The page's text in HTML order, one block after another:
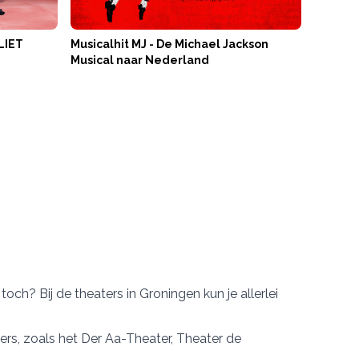
Musicalhit MJ - De Michael Jackson
Musical naar Nederland
Bij de theaters in Groningen kun je allerlei
zoals het Der Aa-Theater, Theater de